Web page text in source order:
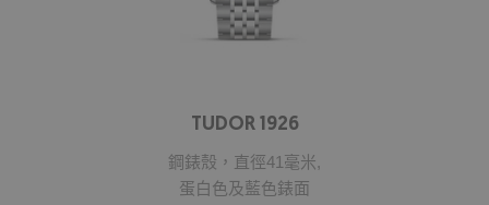
TUDOR 1926
鋼錶殼，直徑41毫米,
蛋白色及藍色錶面